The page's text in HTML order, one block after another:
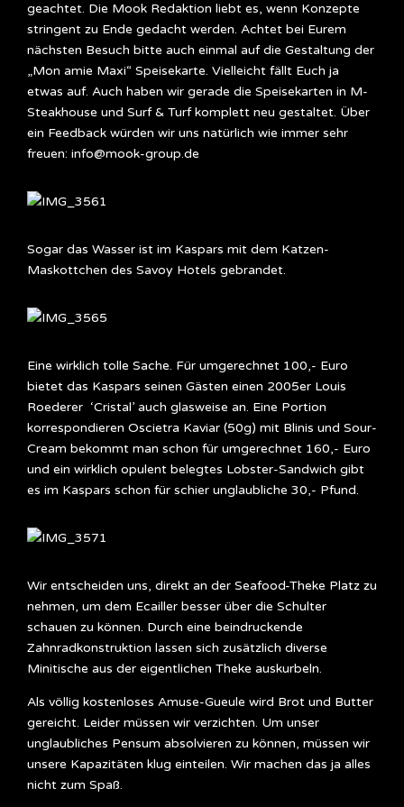
geachtet. Die Mook Redaktion liebt es, wenn Konzepte
stringent zu Ende gedacht werden. Achtet bei Eurem
nächsten Besuch bitte auch einmal auf die Gestaltung der
„Mon amie Maxi“ Speisekarte. Vielleicht fällt Euch ja
etwas auf. Auch haben wir gerade die Speisekarten in M-
Steakhouse und Surf & Turf komplett neu gestaltet. Über
ein Feedback würden wir uns natürlich wie immer sehr
freuen: info@mook-group.de
Sogar das Wasser ist im Kaspars mit dem Katzen-
Maskottchen des Savoy Hotels gebrandet.
Eine wirklich tolle Sache. Für umgerechnet 100,- Euro
bietet das Kaspars seinen Gästen einen 2005er Louis
Roederer ‘Cristal’ auch glasweise an. Eine Portion
korrespondieren Oscietra Kaviar (50g) mit Blinis und Sour-
Cream bekommt man schon für umgerechnet 160,- Euro
und ein wirklich opulent belegtes Lobster-Sandwich gibt
es im Kaspars schon für schier unglaubliche 30,- Pfund.
Wir entscheiden uns, direkt an der Seafood-Theke Platz zu
nehmen, um dem Ecailler besser über die Schulter
schauen zu können. Durch eine beindruckende
Zahnradkonstruktion lassen sich zusätzlich diverse
Minitische aus der eigentlichen Theke auskurbeln.
Als völlig kostenloses Amuse-Gueule wird Brot und Butter
gereicht. Leider müssen wir verzichten. Um unser
unglaubliches Pensum absolvieren zu können, müssen wir
unsere Kapazitäten klug einteilen. Wir machen das ja alles
nicht zum Spaß.